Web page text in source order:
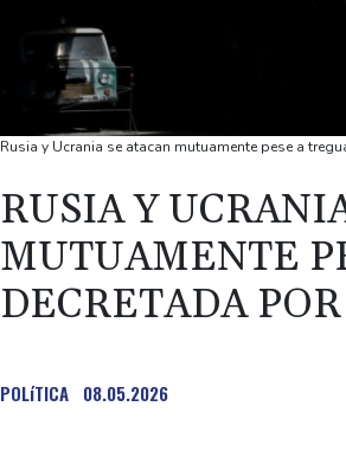
Rusia y Ucrania se atacan mutuamente pese a
RUSIA Y
MUTUAMENTE
DECRETADA
POLíTICA 08.05.2026